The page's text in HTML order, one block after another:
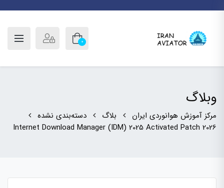
0
وبلاگ
مرکز آموزش هوانوردی ایران بلاگ
دسته‌بندی نشده
Internet Download Manager (IDM) 2025 Activated Patch 2026